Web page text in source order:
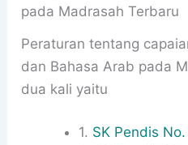
pada Madrasah Terbaru
Peraturan tentang
dan Bahasa Arab pada
dua kali yaitu
1. SK Pendis